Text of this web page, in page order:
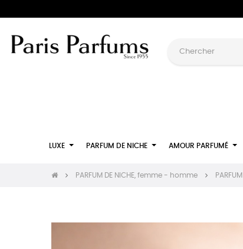
LUXE PARFUM DE NICHE AMOUR PARFUMÉ
PARFUM DE NICHE, femme - homme